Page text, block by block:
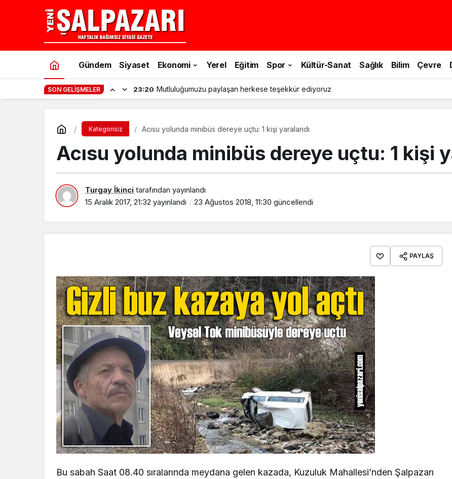
Gündem Siyaset Ekonomi Yerel Eğitim Spor Kültür-Sanat Sağlık Bilim Çevre
SON GELIŞMELER 23:20 Mutluluğumuzu paylaşan herkese teşekkür ediyoruz
Kategorisiz Acısu yolunda minibüs dereye uçtu: 1 kişi yaralandı
Acısu yolunda minibüs dereye uçtu: 1 kişi
Turgay İkinci tarafından yayınlandı
15 Aralık 2017, 21:32 yayınlandı 23 Ağustos 2018, 11:30 güncellendi
PAYLAŞ
Bu sabah Saat 08.40 sıralarında meydana gelen kazada, Kuzuluk Mahallesi’nden Şalpazarı